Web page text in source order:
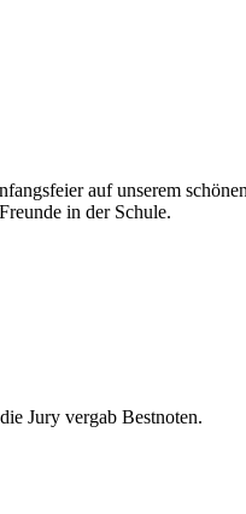
auf unserem
in der Schule.
Jury vergab Bestnoten.